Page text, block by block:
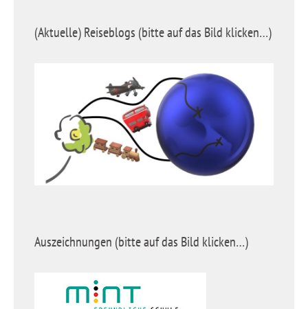
(Aktuelle) Reiseblogs (bitte auf das Bild klicken…)
Auszeichnungen (bitte auf das Bild klicken…)